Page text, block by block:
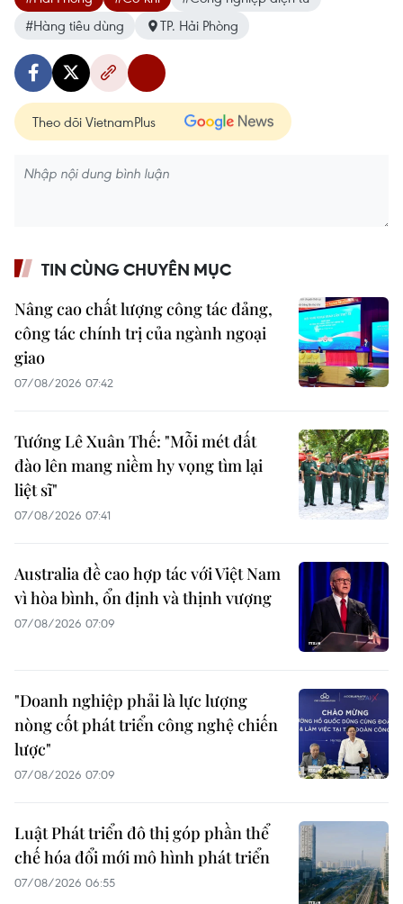
#Hàng tiêu dùng
TP. Hải Phòng
Theo dõi VietnamPlus
TIN CÙNG CHUYÊN MỤC
Nâng cao chất lượng công tác đảng,
công tác chính trị của ngành ngoại
giao
07/08/2026 07:42
Tướng Lê Xuân Thế: "Mỗi mét đất
đào lên mang niềm hy vọng tìm lại
liệt sĩ"
07/08/2026 07:41
Australia đề cao hợp tác với Việt Nam
vì hòa bình, ổn định và thịnh vượng
07/08/2026 07:09
"Doanh nghiệp phải là lực lượng
nòng cốt phát triển công nghệ chiến
lược"
07/08/2026 07:09
Luật Phát triển đô thị góp phần thể
chế hóa đổi mới mô hình phát triển
07/08/2026 06:55